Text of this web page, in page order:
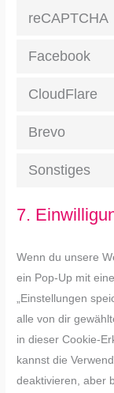
reCAPTCHA
Facebook
CloudFlare
Brevo
Sonstiges
7.
Wenn du unsere
ein Pop-Up mit
„Einstellungen
alle von dir
in dieser Cookie-
kannst die
deaktivieren, aber